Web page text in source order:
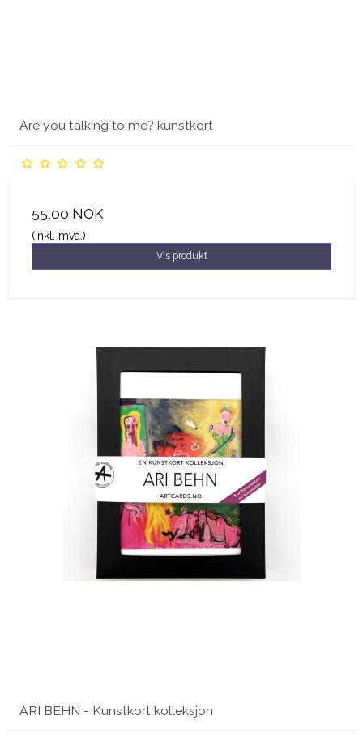
Are you talking to me? kunstkort
55,00 NOK
(Inkl. mva.)
Vis produkt
ARI BEHN - Kunstkort kolleksjon